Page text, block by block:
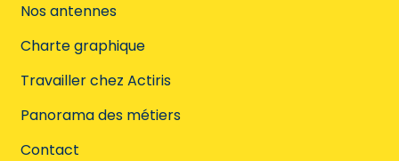
Nos antennes
Charte graphique
Travailler chez Actiris
Panorama des métiers
Contact